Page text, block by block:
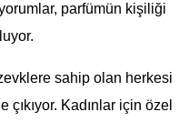
yorumlar, parfümün kişiliği
sahip olan herkesi
Kadınlar için özel